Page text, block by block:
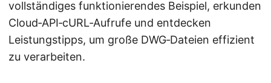
vollständiges funktionierendes Beispiel, erkunden
Cloud‑API‑cURL‑Aufrufe und entdecken
Leistungstipps, um große DWG‑Dateien effizient
zu verarbeiten.